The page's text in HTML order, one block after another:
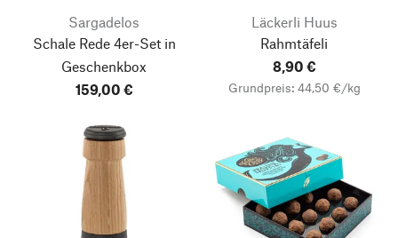
Sargadelos
Schale Rede4er-Set in
Geschenkbox
159,00 €
Läckerli Huus
Rahmtäfeli
8,90 €
Grundpreis: 44,50 €/kg